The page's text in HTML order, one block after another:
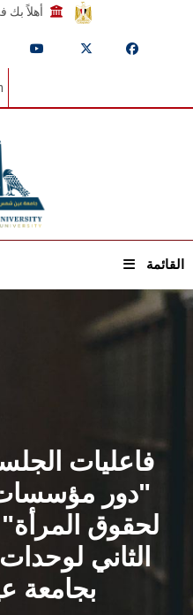
أهلاً
القائمة
فاعليات
"دور مؤسسات
لحقوق
الثاني